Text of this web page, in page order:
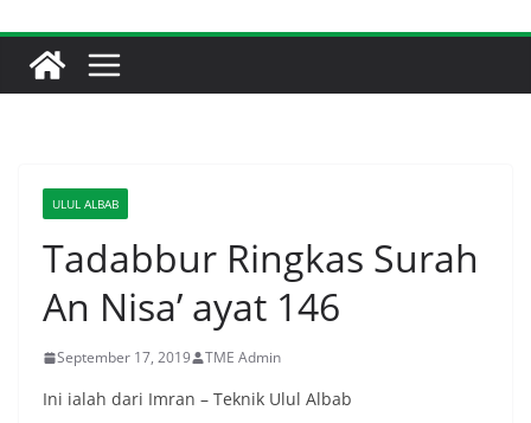
ULUL ALBAB
Tadabbur Ringkas Surah
An Nisa’ ayat 146
September 17, 2019 TME Admin
Ini ialah dari Imran – Teknik Ulul Albab